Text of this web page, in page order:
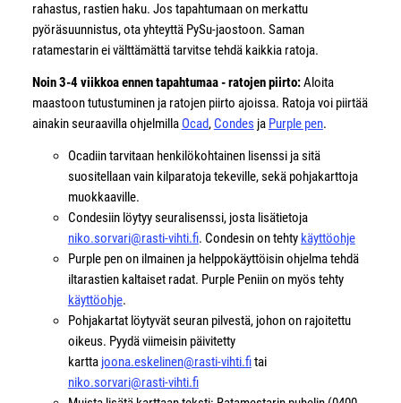
rahastus, rastien haku. Jos tapahtumaan on merkattu
pyöräsuunnistus, ota yhteyttä PySu-jaostoon. Saman
ratamestarin ei välttämättä tarvitse tehdä kaikkia ratoja.
Noin 3-4 viikkoa ennen tapahtumaa - ratojen piirto:Aloita
maastoon tutustuminen ja ratojen piirto ajoissa. Ratoja voi piirtää
ainakin seuraavilla ohjelmilla Ocad, Condes ja Purple pen.
Ocadiin tarvitaan henkilökohtainen lisenssi ja sitä
suositellaan vain kilparatoja tekeville, sekä pohjakarttoja
muokkaaville.
Condesiin löytyy seuralisenssi, josta lisätietoja
niko.sorvari@rasti-vihti.fi. Condesin on tehty käyttöohje
Purple pen on ilmainen ja helppokäyttöisin ohjelma tehdä
iltarastien kaltaiset radat. Purple Peniin on myös tehty
käyttöohje.
Pohjakartat löytyvät seuran pilvestä, johon on rajoitettu
oikeus. Pyydä viimeisin päivitetty
kartta joona.eskelinen@rasti-vihti.fitai
niko.sorvari@rasti-vihti.fi